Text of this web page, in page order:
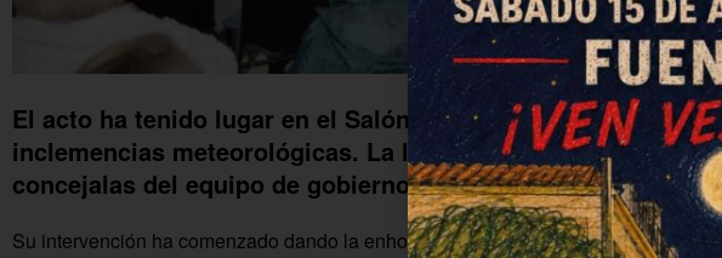
El acto ha tenido lugar en el Salón de Plenos del
inclemencias meteorológicas. La lectura del manifiesto la
concejalas del equipo de gobierno, Marta Montenegro y Sonia
Su intervención ha comenzado dando la enhorabuena a las Asociaciones de